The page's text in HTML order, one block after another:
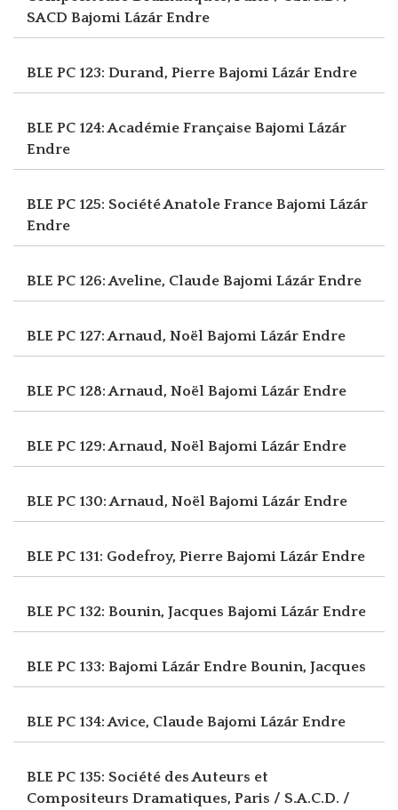
SACD Bajomi Lázár Endre
BLE PC 123: Durand, Pierre Bajomi Lázár Endre
BLE PC 124: Académie Française Bajomi Lázár
Endre
BLE PC 125: Société Anatole France Bajomi Lázár
Endre
BLE PC 126: Aveline, Claude Bajomi Lázár Endre
BLE PC 127: Arnaud, Noël Bajomi Lázár Endre
BLE PC 128: Arnaud, Noël Bajomi Lázár Endre
BLE PC 129: Arnaud, Noël Bajomi Lázár Endre
BLE PC 130: Arnaud, Noël Bajomi Lázár Endre
BLE PC 131: Godefroy, Pierre Bajomi Lázár Endre
BLE PC 132: Bounin, Jacques Bajomi Lázár Endre
BLE PC 133: Bajomi Lázár Endre Bounin, Jacques
BLE PC 134: Avice, Claude Bajomi Lázár Endre
BLE PC 135: Société des Auteurs et
Compositeurs Dramatiques, Paris / S.A.C.D. /